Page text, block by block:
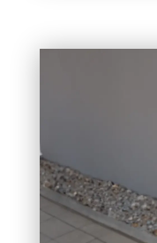
Traumatisch
an
oftmals dazu
individuell
zum Rad